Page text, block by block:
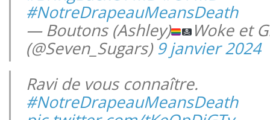
#NotreDrapeauMeansDeath
— Boutons (Ashley)
Woke et
(@Seven_Sugars)9 janvier 2024
Ravi de vous connaître.
#NotreDrapeauMeansDeath